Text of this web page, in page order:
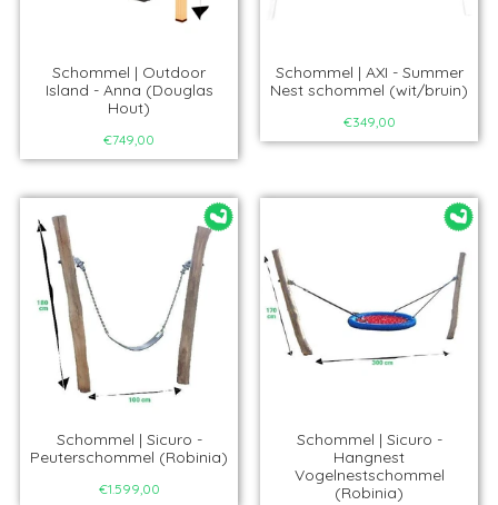
Schommel | Outdoor
Island - Anna (Douglas
Hout)
€749,00
Schommel | AXI - Summer
Nest schommel (wit/bruin)
€349,00
Schommel | Sicuro -
Peuterschommel (Robinia)
€1.599,00
Schommel | Sicuro -
Hangnest
Vogelnestschommel
(Robinia)